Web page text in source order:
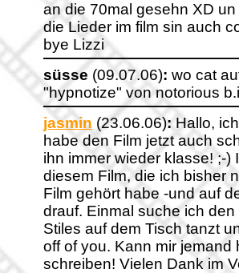
an die 70mal gesehn XD
die Lieder im film sin auch
bye Lizzi
süsse (09.07.06): wo cat
"hypnotize" von notorious
jasmin (23.06.06): Hallo,
habe den Film jetzt auch
ihn immer wieder klasse! ;-
diesem Film, die ich bisher
Film gehört habe -und auf
drauf. Einmal suche ich
Stiles auf dem Tisch tanzt
off of you. Kann mir
schreiben! Vielen Dank im